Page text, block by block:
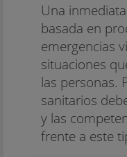
Una
basada en
emergencias
situaciones
las personas.
sanitarios
y las
frente a este